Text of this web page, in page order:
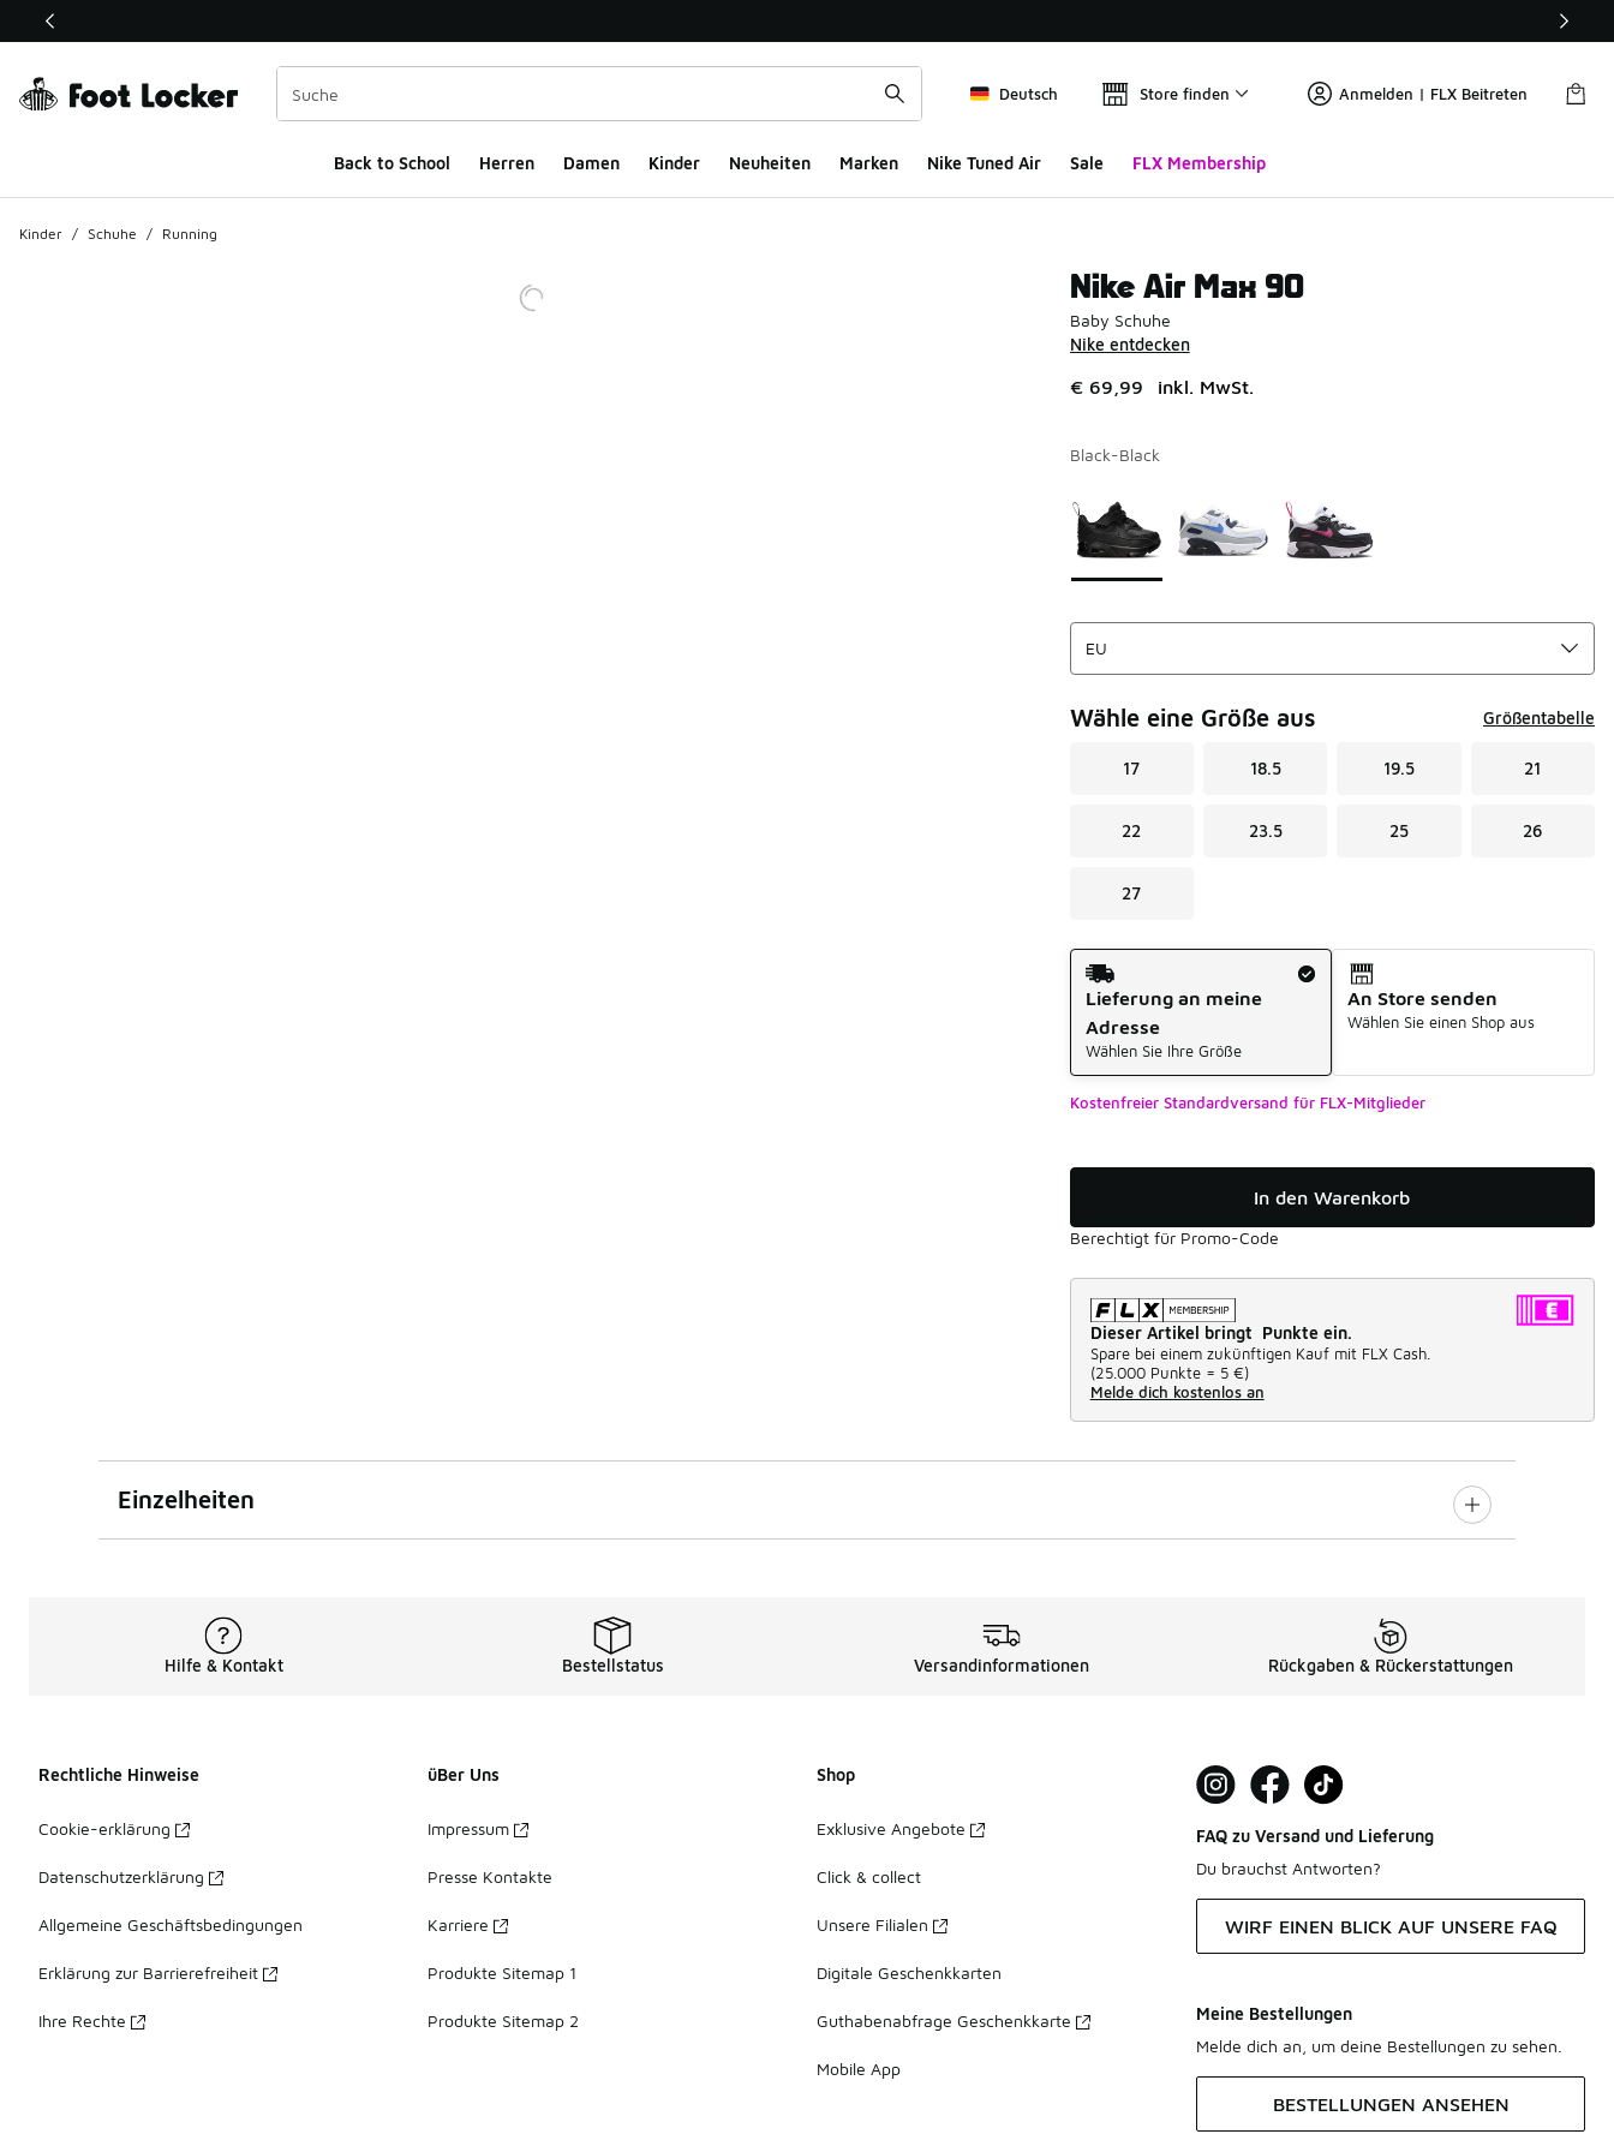
Dieser Link öffnet sich in einem neuen Fenster
Deutsch Store finden Anmelden | FLX Beitreten
Back to School Herren Damen Kinder Neuheiten Marken Nike Tuned Air Sale FLX Membership
Kinder / Schuhe / Running
Nike Air Max 90
Baby Schuhe
Nike entdecken
€ 69,99 inkl. MwSt.
Black-Black
Wähle eine Größe aus Größentabelle
17 18.5 19.5 21
22 23.5 25 26
27
Versandart
Lieferung an meine
Adresse
Wählen Sie Ihre Größe
An Store senden
Wählen Sie einen Shop aus
Kostenfreier Standardversand für FLX-Mitglieder
In den Warenkorb
Berechtigt für Promo-Code
Dieser Artikel bringt Punkte ein.
Spare bei einem zukünftigen Kauf mit FLX Cash.
(25.000 Punkte = 5 €)
Melde dich kostenlos an
Einzelheiten
Hilfe & Kontakt Bestellstatus Versandinformationen Rückgaben & Rückerstattungen
Rechtliche Hinweise
Cookie-erklärung
Datenschutzerklärung
Allgemeine Geschäftsbedingungen
Erklärung zur Barrierefreiheit
Ihre Rechte
üBer Uns
Impressum
Presse Kontakte
Karriere
Produkte Sitemap 1
Produkte Sitemap 2
Shop
Exklusive Angebote
Click & collect
Unsere Filialen
Digitale Geschenkkarten
Guthabenabfrage Geschenkkarte
Mobile App
FAQ zu Versand und Lieferung
Du brauchst Antworten?
WIRF EINEN BLICK AUF UNSERE FAQ
Meine Bestellungen
Melde dich an, um deine Bestellungen zu sehen.
BESTELLUNGEN ANSEHEN